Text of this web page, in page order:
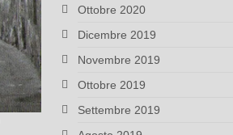
Ottobre 2020
Dicembre 2019
Novembre 2019
Ottobre 2019
Settembre 2019